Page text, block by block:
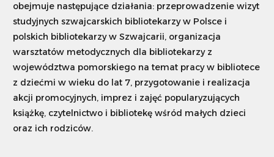
obejmuje następujące działania: przeprowadzenie wizyt
studyjnych szwajcarskich bibliotekarzy w Polsce i
polskich bibliotekarzy w Szwajcarii, organizacja
warsztatów metodycznych dla bibliotekarzy z
województwa pomorskiego na temat pracy w bibliotece
z dziećmi w wieku do lat 7, przygotowanie i realizacja
akcji promocyjnych, imprez i zajęć popularyzujących
książkę, czytelnictwo i bibliotekę wśród małych dzieci
oraz ich rodziców.